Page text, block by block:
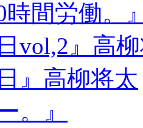
時間労働。
vol,2』高
』高柳将太
。』